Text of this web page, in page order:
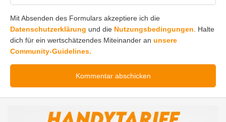
Mit Absenden des Formulars akzeptiere ich die
Datenschutzerklärung und die Nutzungsbedingungen . Halte
dich für ein wertschätzendes Miteinander an unsere
Community-Guidelines.